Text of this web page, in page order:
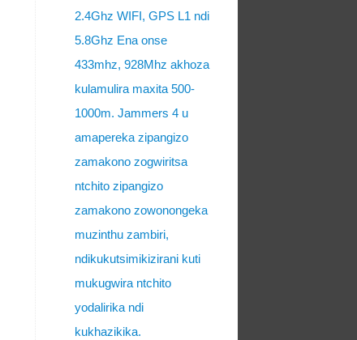
2.4Ghz WIFI, GPS L1 ndi
5.8Ghz Ena onse
433mhz, 928Mhz akhoza
kulamulira maxita 500-
1000m. Jammers 4 u
amapereka zipangizo
zamakono zogwiritsa
ntchito zipangizo
zamakono zowonongeka
muzinthu zambiri,
ndikukutsimikizirani kuti
mukugwira ntchito
yodalirika ndi
kukhazikika.